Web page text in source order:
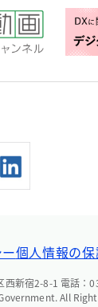
個人情報の
新宿2-8-1 電話：
All